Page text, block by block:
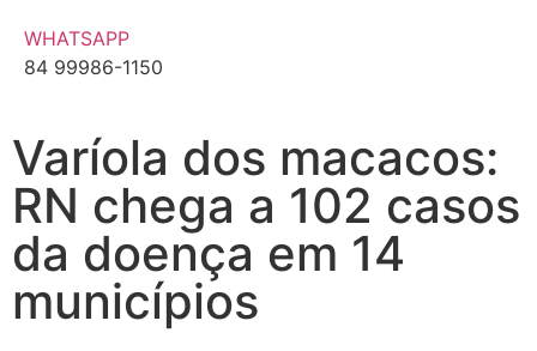
WHATSAPP
84 99986-1150
Varíola dos macacos:
RN chega a 102 casos
da doença em 14
municípios